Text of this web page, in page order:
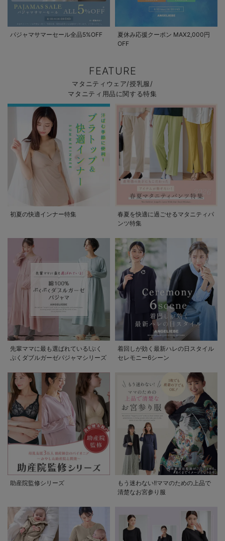
パジャマサマーセール全品5%OFF
夏休み応援クーポン MAX2,000円
OFF
FEATURE
マタニティウェア/授乳服/
マタニティ用品に関する特集
初夏の快適インナー特集
春夏を快適に過ごせるマタニティパ
ンツ特集
先輩ママに最も選ばれている!ぷく
ぷくダブルガーゼパジャマシリーズ
着回しが効く最新ハレの日スタイル
セレモニー6シーン
助産院監修シリーズ
もう迷わない!!ママのための上品で
清楚なお宮参り服